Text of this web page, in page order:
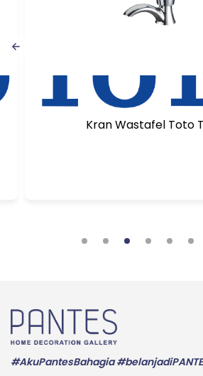
Kran Wastafel Toto
#AkuPantesBahagia